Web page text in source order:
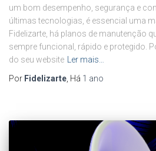
um bom desempenho, segurança e
últimas tecnologias, é essencial uma
Fidelizarte, há planos de manutenção
sempre funcional, rápido e protegido.
do seu website
Ler mais…
Por Fidelizarte , Há 1 ano